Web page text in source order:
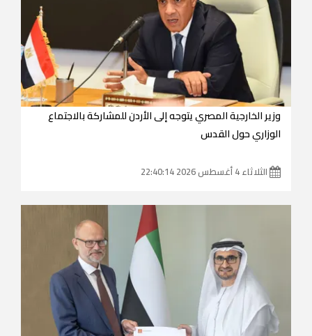
وزير الخارجية المصري يتوجه إلى الأردن للمشاركة بالاجتماع
الوزاري حول القدس
الثلاثاء 4 أغسطس 2026 22:40:14